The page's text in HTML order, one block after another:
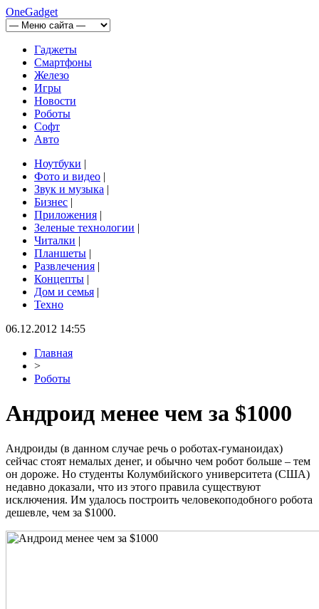
OneGadget
Гаджеты
Смартфоны
Железо
Игры
Новости
Роботы
Софт
Авто
Ноутбуки |
Фото и видео |
Звук и музыка |
Бизнес |
Приложения |
Зеленые технологии |
Читалки |
Планшеты |
Развлечения |
Концепты |
Дом и семья |
Техно
06.12.2012 14:55
Главная
>
Роботы
Андроид менее чем за $1000
Андроиды (в данном случае речь о роботах-гуманоидах)
сейчас стоят немалых денег, и обычно чем робот больше – тем
он дороже. Но студенты Колумбийского университета (США)
недавно доказали, что из этого правила существуют
исключения. Им удалось построить человекоподобного робота
дешевле, чем за $1000.